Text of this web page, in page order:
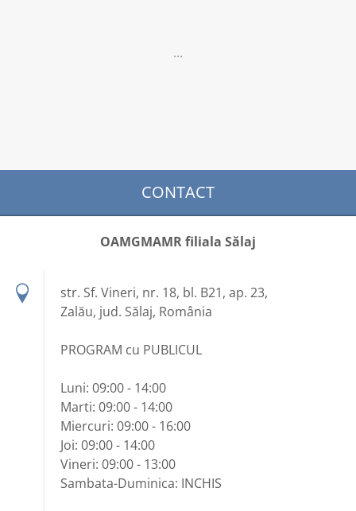
...
CONTACT
OAMGMAMR filiala Sălaj
str. Sf. Vineri, nr. 18, bl. B21, ap. 23,
Zalău, jud. Sălaj, România
PROGRAM cu PUBLICUL
Luni: 09:00 - 14:00
Marti: 09:00 - 14:00
Miercuri: 09:00 - 16:00
Joi: 09:00 - 14:00
Vineri: 09:00 - 13:00
Sambata-Duminica: INCHIS